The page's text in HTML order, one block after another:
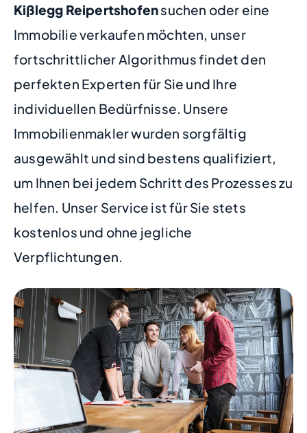
Kißlegg Reipertshofensuchen oder eine
Immobilie verkaufen möchten, unser
fortschrittlicher Algorithmus findet den
perfekten Experten für Sie und Ihre
individuellen Bedürfnisse. Unsere
Immobilienmakler wurden sorgfältig
ausgewählt und sind bestens qualifiziert,
um Ihnen bei jedem Schritt des Prozesses zu
helfen. Unser Service ist für Sie stets
kostenlos und ohne jegliche
Verpflichtungen.